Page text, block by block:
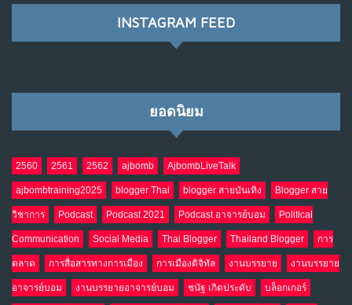
NO COMMENTS
เมื่อโลกออนไลน์ กลายเป็น“ศาลเตี้ย”
9
NO COMMENTS
10 อินโดนีเซีย กับเกมอำนาจที่มองไม่เห็น
เม.ย. 19, 2026
NO COMMENTS
INSTAGRAM FEED
ยอดนิยม
2560 2561 2562 ajbomb AjbombLiveTalk
ajbombtraining2025 blogger Thai blogger สายบันเทิง Blogger สาย
วิชาการ Podcast Podcast 2021 Podcast อาจารย์บอม Political
Communication Social Media Thai Blogger Thailand Blogger การ
ตลาด การสื่อสารทางการเมือง การเมืองดิจิทัล งานบรรยาย งานบรรยาย
อาจารย์บอม งานบรรยายอาจารย์บอม ชนัฐ เกิดประดับ บล็อกเกอร์